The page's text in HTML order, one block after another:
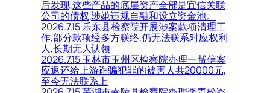
后发现,这些产品的底层资产全部是宜信关联
公司的债权,涉嫌违规自融和设立资金池。
2026.7.15 乐东县检察院开展涉案款项清理工
作,部分款项经多方联络,仍无法联系对应权利
人,长期无人认领
2026.7.15 玉林市玉州区检察院办理一帮信案
应返还给上游诈骗犯罪的被害人共20000元,
至今无法联系上